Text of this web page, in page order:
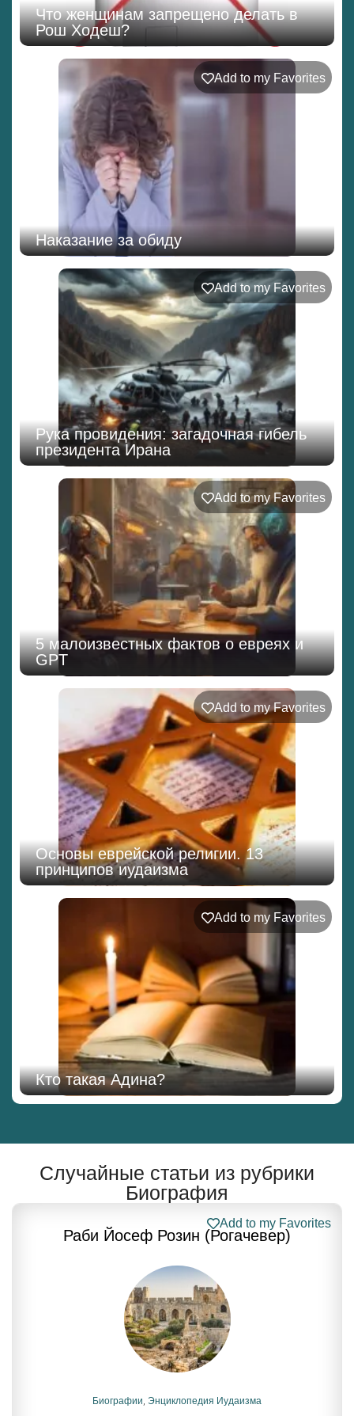
Что женщинам запрещено делать в
Рош Ходеш?
Add to my Favorites
Наказание за обиду
Add to my Favorites
Рука провидения: загадочная гибель
президента Ирана
Add to my Favorites
5 малоизвестных фактов о евреях и
GPT
Add to my Favorites
Основы еврейской религии. 13
принципов иудаизма
Add to my Favorites
Кто такая Адина?
Случайные статьи из рубрики
Биография
Раби Йосеф Розин (Рогачевер)
Add to my Favorites
Биографии, Энциклопедия Иудаизма